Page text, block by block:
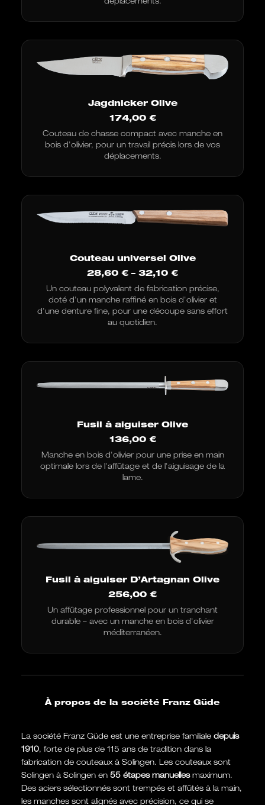
Jagdnicker Olive
174,00 €
Couteau de chasse compact avec manche en
bois d'olivier, pour un travail précis lors de vos
déplacements.
Couteau universel Olive
28,60 € – 32,10 €Fourchette
prix
:
de
Un couteau polyvalent de fabrication précise,
doté d'un manche raffiné en bois d'olivier et
d'une denture fine, pour une découpe sans effort
au quotidien.
Fusil à aiguiser Olive
136,00 €
Manche en bois d'olivier pour une prise en main
optimale lors de l'affûtage et de l'aiguisage de la
lame.
Fusil à aiguiser D’Artagnan Olive
256,00 €
Un affûtage professionnel pour un tranchant
durable – avec un manche en bois d'olivier
méditerranéen.
À propos de la société Franz Güde
La société Franz Güde est une entreprise familiale depuis
1910, forte de plus de 115 ans de tradition dans la
fabrication de couteaux à Solingen. Les couteaux sont
Solingen à Solingen en 55 étapes manuellesmaximum.
Des aciers sélectionnés sont trempés et affûtés à la main,
les manches sont alignés avec précision, ce qui se